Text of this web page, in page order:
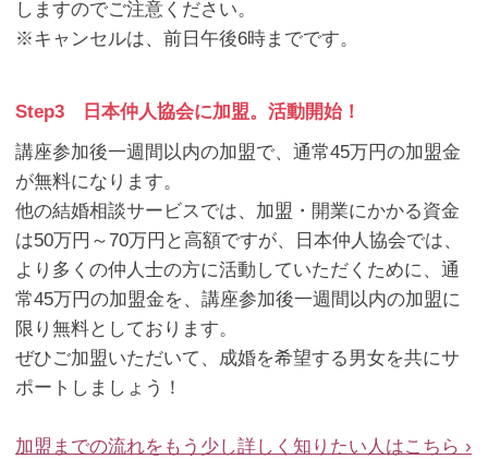
しますのでご注意ください。
※キャンセルは、前日午後6時までです。
Step3 日本仲人協会に加盟。活動開始！
講座参加後一週間以内の加盟で、通常45万円の加盟金
が無料になります。
他の結婚相談サービスでは、加盟・開業にかかる資金
は50万円～70万円と高額ですが、日本仲人協会では、
より多くの仲人士の方に活動していただくために、通
常45万円の加盟金を、講座参加後一週間以内の加盟に
限り無料としております。
ぜひご加盟いただいて、成婚を希望する男女を共にサ
ポートしましょう！
加盟までの流れをもう少し詳しく知りたい人はこちら ›